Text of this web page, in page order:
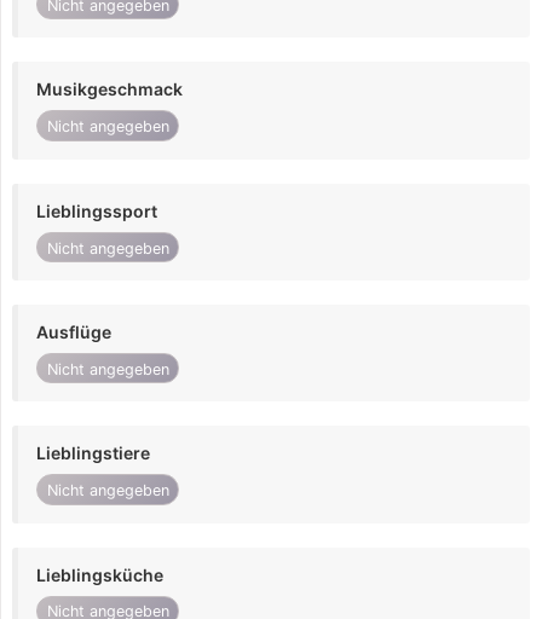
Nicht angegeben
Musikgeschmack
Nicht angegeben
Lieblingssport
Nicht angegeben
Ausflüge
Nicht angegeben
Lieblingstiere
Nicht angegeben
Lieblingsküche
Nicht angegeben